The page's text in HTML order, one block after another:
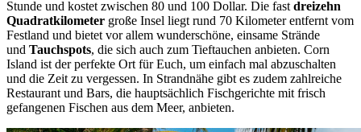
Stunde und kostet zwischen 80 und 100 Dollar. Die fast dreizehn
Quadratkilometer große Insel liegt rund 70 Kilometer entfernt vom
Festland und bietet vor allem wunderschöne, einsame Strände
und Tauchspots, die sich auch zum Tieftauchen anbieten. Corn
Island ist der perfekte Ort für Euch, um einfach mal abzuschalten
und die Zeit zu vergessen. In Strandnähe gibt es zudem zahlreiche
Restaurant und Bars, die hauptsächlich Fischgerichte mit frisch
gefangenen Fischen aus dem Meer, anbieten.